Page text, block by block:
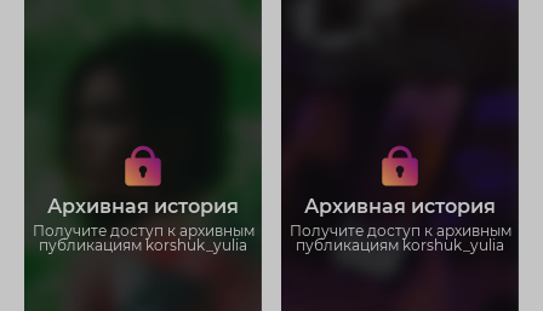
Архивная история
Получите доступ к архивным
публикациям korshuk_yulia
Получите доступ к архивным
историям korshuk_yulia
Не отвлекайтесь на рекламу
Загружайте истории без
ограничений
Архивная история
Получите доступ к архивным
публикациям korshuk_yulia
Получите доступ к архивным
историям korshuk_yulia
Не отвлекайтесь на рекламу
Загружайте истории без
ограничений